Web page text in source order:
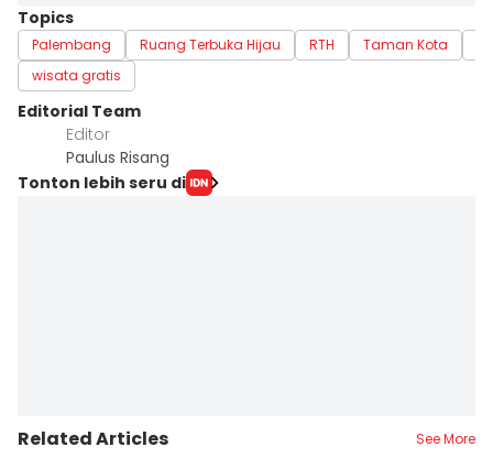
Topics
Palembang Ruang Terbuka Hijau RTH Taman Kota
wisata gratis
Editorial Team
Editor
Paulus Risang
Tonton lebih seru di
Related Articles See More